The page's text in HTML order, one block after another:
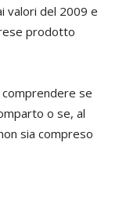
valori del 2009 e
prodotto
se
o se, al
sia compreso